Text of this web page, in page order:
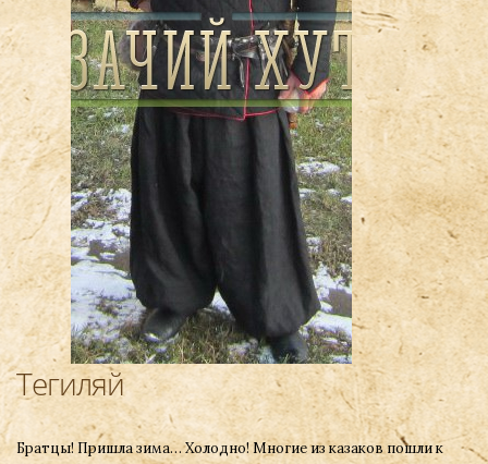
Тегиляй
Братцы! Пришла зима… Холодно! Многие из казаков пошли к